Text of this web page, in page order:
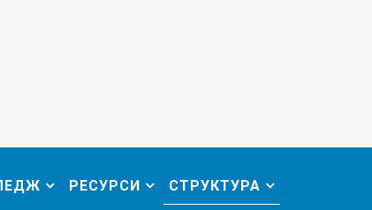
РЕСУРСИ СТРУКТУРА